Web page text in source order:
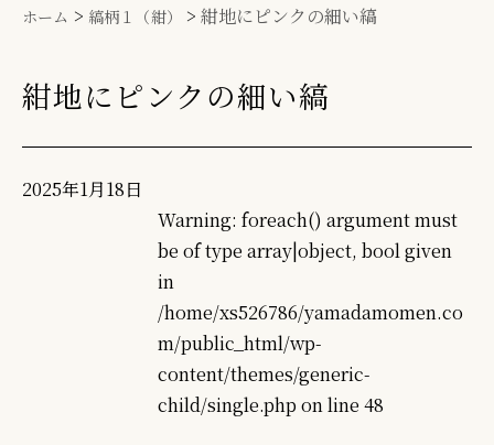
ホーム > 縞柄１（紺） >紺地にピンクの細い縞
紺地にピンクの細い縞
2025年1月18日
Warning: foreach() argument must
be of type array|object, bool given
in
/home/xs526786/yamadamomen.co
m/public_html/wp-
content/themes/generic-
child/single.php on line 48